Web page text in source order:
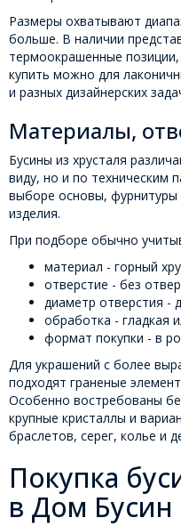
Размеры охватывают
больше. В наличии
термоокрашенные
купить можно для
и разных дизайнерских
Материалы,
Бусины из хрусталя
виду, но и по техническим
выборе основы, фурнитуры
изделия.
При подборе обычно
материал - горный
отверстие - без
диаметр отверстия -
обработка - гладкая
формат покупки - в
Для украшений с более
подходят граненые
Особенно востребованы
крупные кристаллы и
браслетов, серег, колье и
Покупка
в Дом Бусин